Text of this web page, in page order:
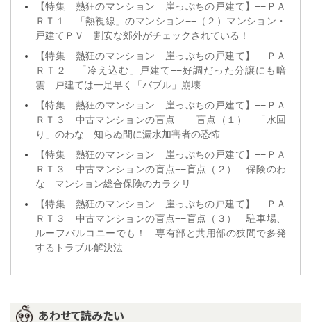
【特集 熱狂のマンション 崖っぷちの戸建て】−−ＰＡ
ＲＴ１ 「熱視線」のマンション−−（２）マンション・
戸建てＰＶ 割安な郊外がチェックされている！
【特集 熱狂のマンション 崖っぷちの戸建て】−−ＰＡ
ＲＴ２ 「冷え込む」戸建て−−好調だった分譲にも暗
雲 戸建ては一足早く「バブル」崩壊
【特集 熱狂のマンション 崖っぷちの戸建て】−−ＰＡ
ＲＴ３ 中古マンションの盲点 −−盲点（１） 「水回
り」のわな 知らぬ間に漏水加害者の恐怖
【特集 熱狂のマンション 崖っぷちの戸建て】−−ＰＡ
ＲＴ３ 中古マンションの盲点−−盲点（２） 保険のわ
な マンション総合保険のカラクリ
【特集 熱狂のマンション 崖っぷちの戸建て】−−ＰＡ
ＲＴ３ 中古マンションの盲点−−盲点（３） 駐車場、
ルーフバルコニーでも！ 専有部と共用部の狭間で多発
するトラブル解決法
あわせて読みたい